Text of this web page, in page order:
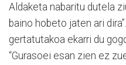
Aldaketa nabaritu dutela
baino hobeto jaten ari
gertatutakoa ekarri du
“Gurasoei esan zien ez